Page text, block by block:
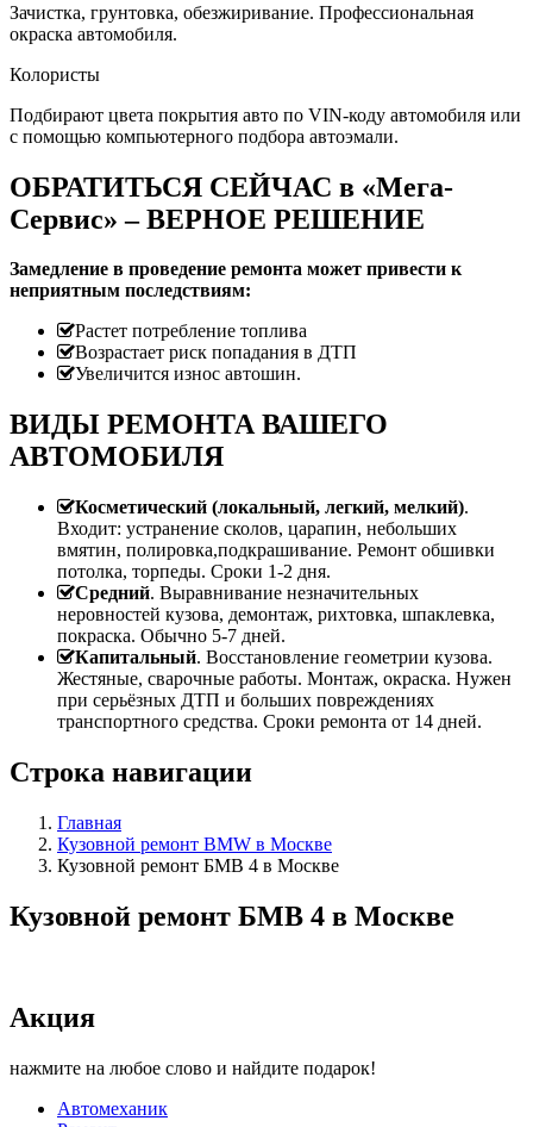
Зачистка, грунтовка, обезжиривание. Профессиональная
окраска автомобиля.
Колористы
Подбирают цвета покрытия авто по VIN-коду автомобиля или
с помощью компьютерного подбора автоэмали.
ОБРАТИТЬСЯ СЕЙЧАС в «Мега-
Сервис» – ВЕРНОЕ РЕШЕНИЕ
Замедление в проведение ремонта может привести к
неприятным последствиям:
Растет потребление топлива
Возрастает риск попадания в ДТП
Увеличится износ автошин.
ВИДЫ РЕМОНТА ВАШЕГО
АВТОМОБИЛЯ
Косметический (локальный, легкий, мелкий).
Входит: устранение сколов, царапин, небольших
вмятин, полировка,подкрашивание. Ремонт обшивки
потолка, торпеды. Сроки 1-2 дня.
Средний. Выравнивание незначительных
неровностей кузова, демонтаж, рихтовка, шпаклевка,
покраска. Обычно 5-7 дней.
Капитальный. Восстановление геометрии кузова.
Жестяные, сварочные работы. Монтаж, окраска. Нужен
при серьёзных ДТП и больших повреждениях
транспортного средства. Сроки ремонта от 14 дней.
Строка навигации
Главная
Кузовной ремонт BMW в Москве
Кузовной ремонт БМВ 4 в Москве
Кузовной ремонт БМВ 4 в Москве
Акция
нажмите на любое слово и найдите подарок!
Автомеханик